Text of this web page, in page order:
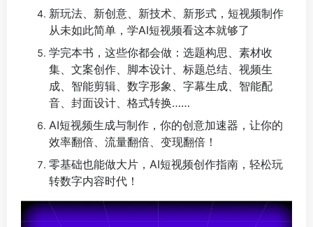
新玩法、新创意、新技术、新形式，短视频制作
从未如此简单，学AI短视频看这本就够了
学完本书，这些你都会做：选题构思、素材收
集、文案创作、脚本设计、标题总结、视频生
成、智能剪辑、数字形象、字幕生成、智能配
音、封面设计、格式转换……
AI短视频生成与制作，你的创意加速器，让你的
效率翻倍、流量翻倍、变现翻倍！
零基础也能做大片，AI短视频创作指南，轻松玩
转数字内容时代！